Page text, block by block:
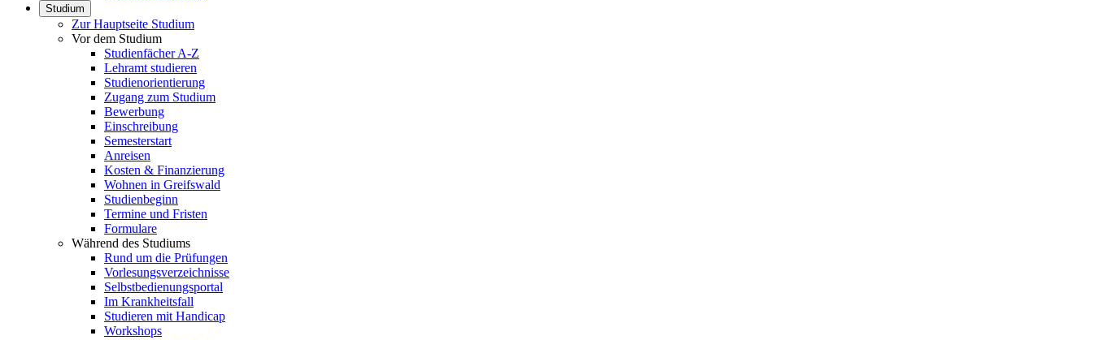
Studium
Zur Hauptseite Studium
Vor dem Studium
Studienfächer A-Z
Lehramt studieren
Studienorientierung
Zugang zum Studium
Bewerbung
Einschreibung
Semesterstart
Anreisen
Kosten & Finanzierung
Wohnen in Greifswald
Studienbeginn
Termine und Fristen
Formulare
Während des Studiums
Rund um die Prüfungen
Vorlesungsverzeichnisse
Selbstbedienungsportal
Im Krankheitsfall
Studieren mit Handicap
Workshops